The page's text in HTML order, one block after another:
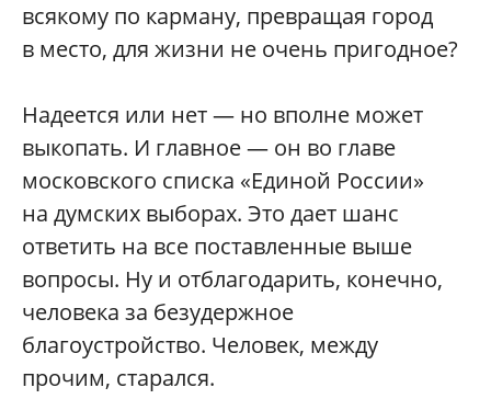
всякому по карману, превращая город
в место, для жизни не очень пригодное?
Надеется или нет — но вполне может
выкопать. И главное — он во главе
московского списка «Единой России»
на думских выборах. Это дает шанс
ответить на все поставленные выше
вопросы. Ну и отблагодарить, конечно,
человека за безудержное
благоустройство. Человек, между
прочим, старался.